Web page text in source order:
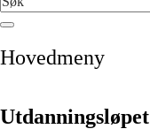
Hovedmeny
Utdanningsløpet